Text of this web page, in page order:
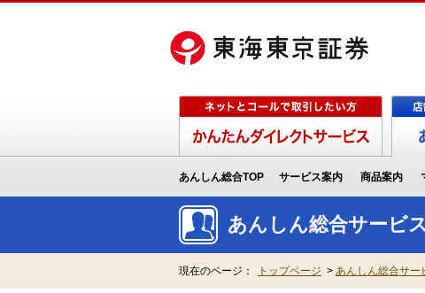
あんしん総合TOP サービス案内 商品案内
あんしん総合サービス
現在のページ： トップページ > あんしん総合サー